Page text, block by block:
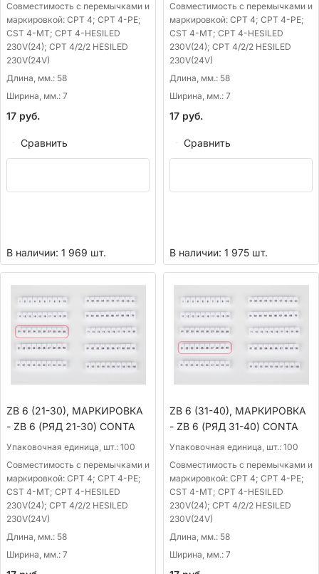
Совместимость с перемычками и
маркировкой: CPT 4; CPT 4-PE;
CST 4-MT; CPT 4-HESILED
230V(24); CPT 4/2/2 HESILED
230V(24V)
Длина, мм.: 58
Ширина, мм.: 7
17 руб.
Сравнить
В наличии: 1 969 шт.
Совместимость с перемычками и
маркировкой: CPT 4; CPT 4-PE;
CST 4-MT; CPT 4-HESILED
230V(24); CPT 4/2/2 HESILED
230V(24V)
Длина, мм.: 58
Ширина, мм.: 7
17 руб.
Сравнить
В наличии: 1 975 шт.
ZB 6 (21-30), МАРКИРОВКА
- ZB 6 (РЯД 21-30) CONTA
Упаковочная единица, шт.: 100
Совместимость с перемычками и
маркировкой: CPT 4; CPT 4-PE;
CST 4-MT; CPT 4-HESILED
230V(24); CPT 4/2/2 HESILED
230V(24V)
Длина, мм.: 58
Ширина, мм.: 7
ZB 6 (31-40), МАРКИРОВКА
- ZB 6 (РЯД 31-40) CONTA
Упаковочная единица, шт.: 100
Совместимость с перемычками и
маркировкой: CPT 4; CPT 4-PE;
CST 4-MT; CPT 4-HESILED
230V(24); CPT 4/2/2 HESILED
230V(24V)
Длина, мм.: 58
Ширина, мм.: 7